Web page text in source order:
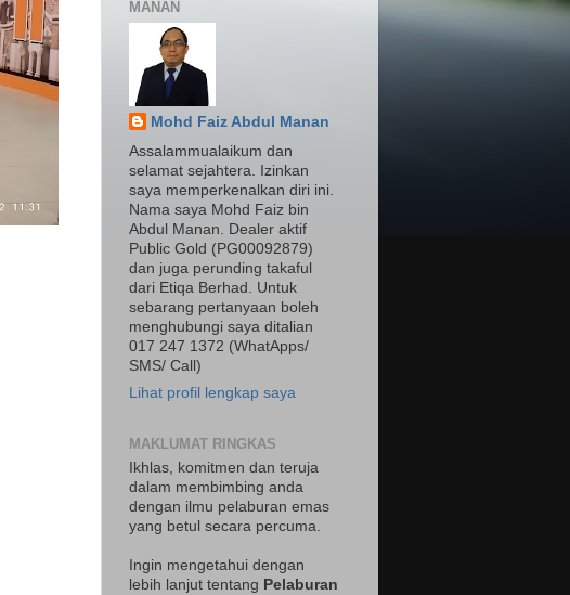
MANAN
Mohd Faiz Abdul Manan
Assalammualaikum dan
selamat sejahtera. Izinkan
saya memperkenalkan diri ini.
Nama saya Mohd Faiz bin
Abdul Manan. Dealer aktif
Public Gold (PG00092879)
dan juga perunding takaful
dari Etiqa Berhad. Untuk
sebarang pertanyaan boleh
menghubungi saya ditalian
017 247 1372 (WhatApps/
SMS/ Call)
Lihat profil lengkap saya
MAKLUMAT RINGKAS
Ikhlas, komitmen dan teruja
dalam membimbing anda
dengan ilmu pelaburan emas
yang betul secara percuma.
Ingin mengetahui dengan
lebih lanjut tentang Pelaburan